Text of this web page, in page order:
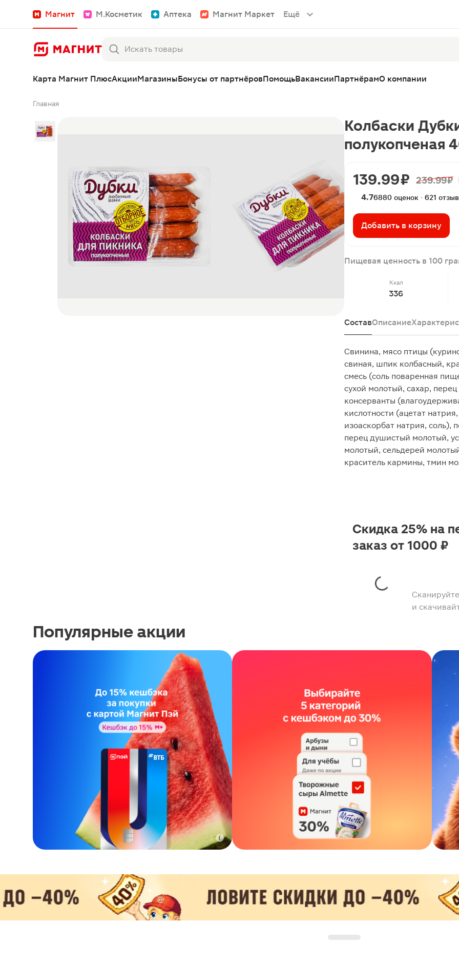
Магнит М.Косметик Аптека Магнит Маркет Ещё
Карта Магнит ПлюсАкцииМагазиныБонусы от партнёровПомощьВакансииПартнёрамО компании
Главная
Колбаски
полукопченая
139.99 ₽ 239.99 ₽
4.76880 оценок · 621 отзыв
Добавить в корзину
Пищевая ценность в 100
Ккал
336
СоставОписание
Свинина, мясо птицы
свиная, шпик колбасный,
смесь (соль поваренная
сухой молотый, сахар,
консерванты
кислотности (ацетат
изоаскорбат натрия, соль),
перец душистый молотый,
молотый, сельдерей
краситель кармины, тмин
и
Скидка 25% на
заказ от 1000 ₽
Популярные акции